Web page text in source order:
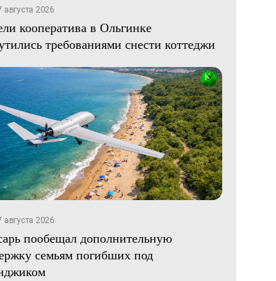
августа 2026
кооператива в Ольгинке
требованиями снести коттеджи
августа 2026
пообещал дополнительную
семьям погибших под